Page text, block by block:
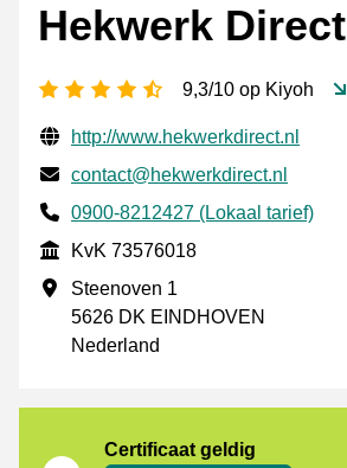
Hekwerk Direct
4,5 sterren
9,3/10 op Kiyoh
Gecontroleerde contactgegevens
Website URL
http://www.hekwerkdirect.nl
E-mail
contact@hekwerkdirect.nl
Telefoonnummer
0900-8212427 (Lokaal tarief)
KvK
KvK 73576018
Vestigingsadres
Steenoven 1
5626 DK EINDHOVEN
Nederland
Certificaat geldig